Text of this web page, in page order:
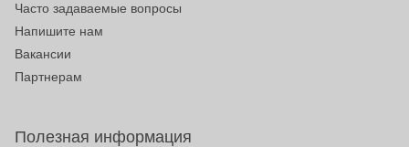
Часто задаваемые вопросы
Напишите нам
Вакансии
Партнерам
Полезная информация